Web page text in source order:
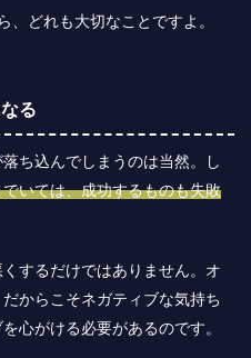
、どれも大切なことですよ。
る
ち込んでしまうのは当然。し
いては、成功するものも失敗
するだけではありません。オ
からこそネガティブな気持ち
心がける必要があるのです。